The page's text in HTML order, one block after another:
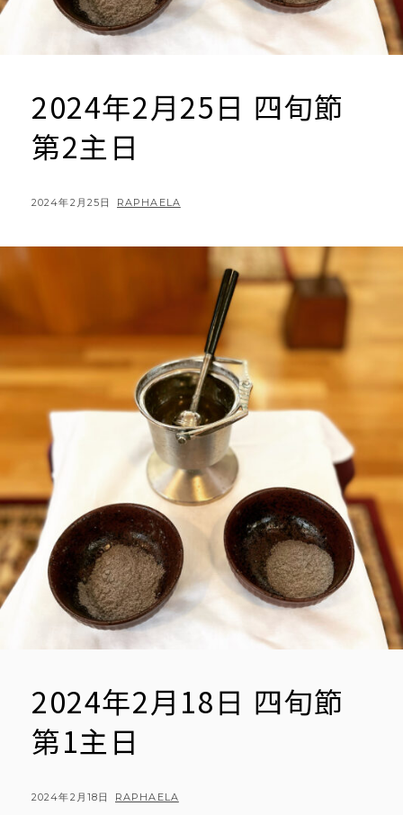
2024年2月25日 四旬節
第2主日
POSTED
2024年2月25日 BY
RAPHAELA
2024年2月18日 四旬節
第1主日
POSTED
2024年2月18日 BY
RAPHAELA